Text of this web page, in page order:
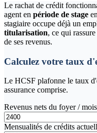
Le rachat de crédit
agent en période de stage
stagiaire occupe déjà un
titularisation, ce qui
de ses revenus.
Calculez votre taux
Le HCSF plafonne le taux
assurance comprise.
Revenus nets du foyer / mois
Mensualités de crédits